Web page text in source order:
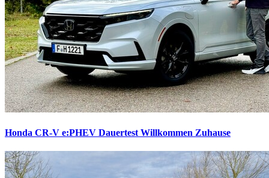
Honda CR-V e:PHEV Dauertest Willkommen Zuhause